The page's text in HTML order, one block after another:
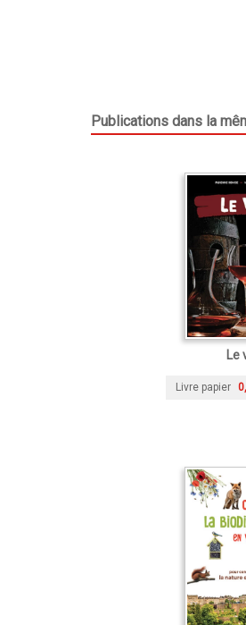
Publications dans la
Le
Livre papier